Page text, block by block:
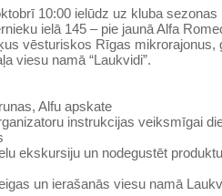
10:00 ielūdz uz kluba
ielā 145 – pie jaunā Alfa
vēsturiskos Rīgas mikrorajonus,
viesu namā “Laukvidi”.
Alfu apskate
instrukcijas veiksmīgai
ekskursiju un nodegustēt
un ierašanās viesu namā